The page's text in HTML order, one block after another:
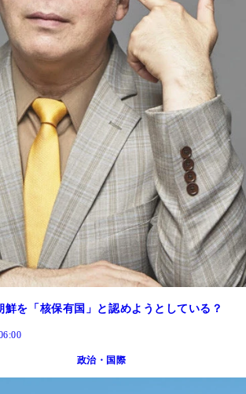
鮮を「核保有国」と認めようとしている？
政治・国際